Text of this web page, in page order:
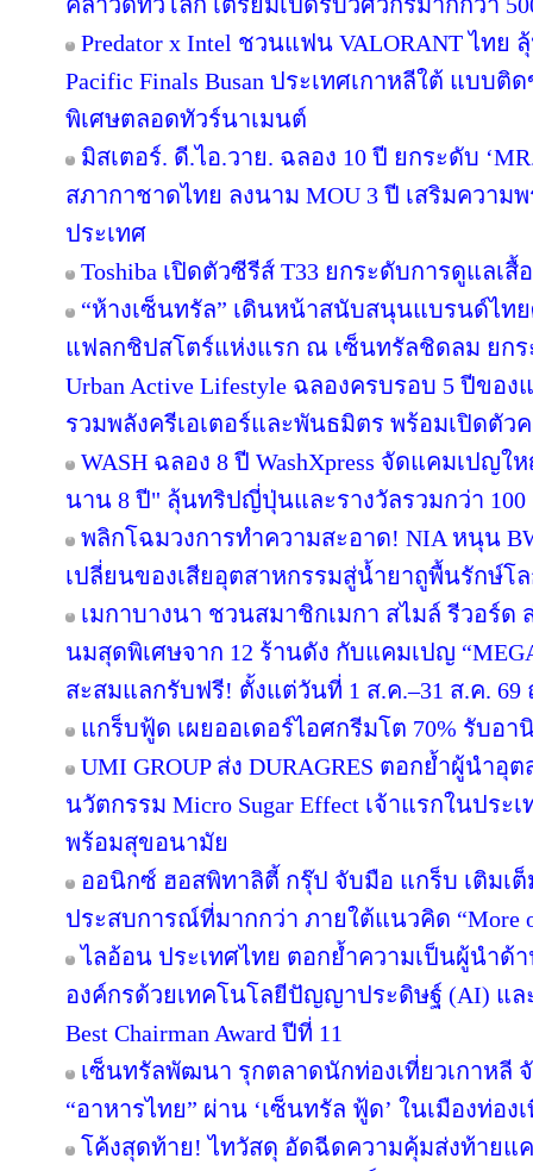
Predator x Intel ชวนแฟน VALORANT ไท
Pacific Finals Busan ประเทศเกาหลีใต้ แบบ
พิเศษตลอดทัวร์นาเมนต์
มิสเตอร์. ดี.ไอ.วาย. ฉลอง 10 ปี ยกระดับ
สภากาชาดไทย ลงนาม MOU 3 ปี เสริมความ
ประเทศ
Toshiba เปิดตัวซีรีส์ T33 ยกระดับการดูแลเ
“ห้างเซ็นทรัล” เดินหน้าสนับสนุนแบรนด์ไทย
แฟลกชิปสโตร์แห่งแรก ณ เซ็นทรัลชิดลม ยก
Urban Active Lifestyle ฉลองครบรอบ 5 ปีของ
รวมพลังครีเอเตอร์และพันธมิตร พร้อมเปิดตัว
WASH ฉลอง 8 ปี WashXpress จัดแคมเปญ
นาน 8 ปี" ลุ้นทริปญี่ปุ่นและรางวัลรวมกว่า 100
พลิกโฉมวงการทำความสะอาด! NIA หนุน
เปลี่ยนของเสียอุตสาหกรรมสู่น้ำยาถูพื้นรักษ์โ
เมกาบางนา ชวนสมาชิกเมกา สไมล์ รีวอร์ด
นมสุดพิเศษจาก 12 ร้านดัง กับแคมเปญ
สะสมแลกรับฟรี! ตั้งแต่วันที่ 1 ส.ค.–31 ส.ค.
แกร็บฟู้ด เผยออเดอร์ไอศกรีมโต 70% รับอา
UMI GROUP ส่ง DURAGRES ตอกย้ำผู้นำอุ
นวัตกรรม Micro Sugar Effect เจ้าแรกในปร
พร้อมสุขอนามัย
ออนิกซ์ ฮอสพิทาลิตี้ กรุ๊ป จับมือ แกร็บ เติมเ
ประสบการณ์ที่มากกว่า ภายใต้แนวคิด “More
ไลอ้อน ประเทศไทย ตอกย้ำความเป็นผู้นำด้
องค์กรด้วยเทคโนโลยีปัญญาประดิษฐ์ (AI) และ
Best Chairman Award ปีที่ 11
เซ็นทรัลพัฒนา รุกตลาดนักท่องเที่ยวเกาหลี
“อาหารไทย” ผ่าน ‘เซ็นทรัล ฟู้ด’ ในเมืองท่อง
โค้งสุดท้าย! ไทวัสดุ อัดฉีดความคุ้มส่งท้ายแ